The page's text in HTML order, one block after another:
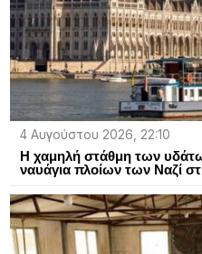
4 Αυγούστου 2026, 22:10
Η χαμηλή στάθμη των
ναυάγια πλοίων των Ναζί